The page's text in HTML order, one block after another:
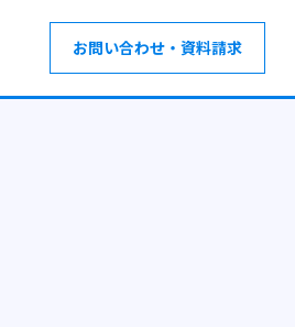
お問い合わせ・資料請求